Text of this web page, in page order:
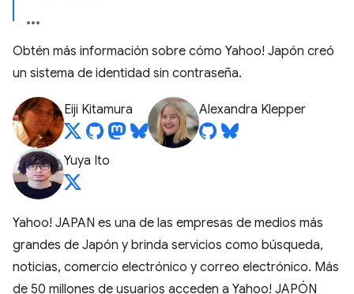
Obtén más información sobre cómo Yahoo! Japón creó
un sistema de identidad sin contraseña.
Eiji Kitamura Alexandra Klepper
Yuya Ito
Yahoo! JAPAN es una de las empresas de medios más
grandes de Japón y brinda servicios como búsqueda,
noticias, comercio electrónico y correo electrónico. Más
de 50 millones de usuarios acceden a Yahoo! JAPÓN